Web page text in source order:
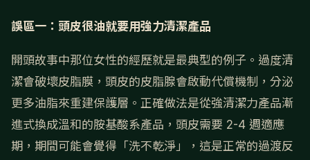
誤區一：頭皮很油就要用強力清潔產品
開頭故事中那位女性的經歷就是最典型的例子。過度清
潔會破壞皮脂膜，頭皮的皮脂腺會啟動代償機制，分泌
更多油脂來重建保護層。正確做法是從強清潔力產品漸
進式換成溫和的胺基酸系產品，頭皮需要 2-4 週適應
期，期間可能會覺得「洗不乾淨」，這是正常的過渡反